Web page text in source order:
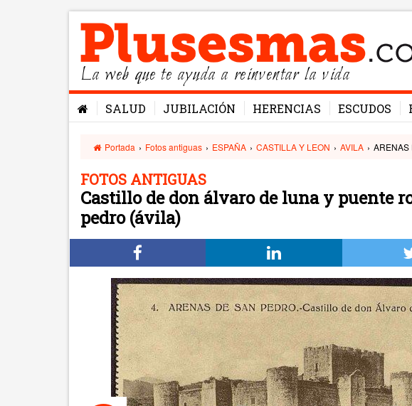
La web que te ayuda a reinventar la vida
SALUD JUBILACIÓN HERENCIAS ESCUDOS
Portada › Fotos antiguas › ESPAÑA › CASTILLA Y LEON › AVILA › ARENAS
FOTOS ANTIGUAS
Castillo de don álvaro de luna y puente
pedro (ávila)